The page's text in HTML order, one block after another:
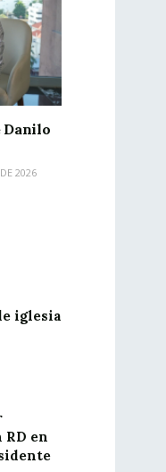
Danilo
2026
iglesia
en